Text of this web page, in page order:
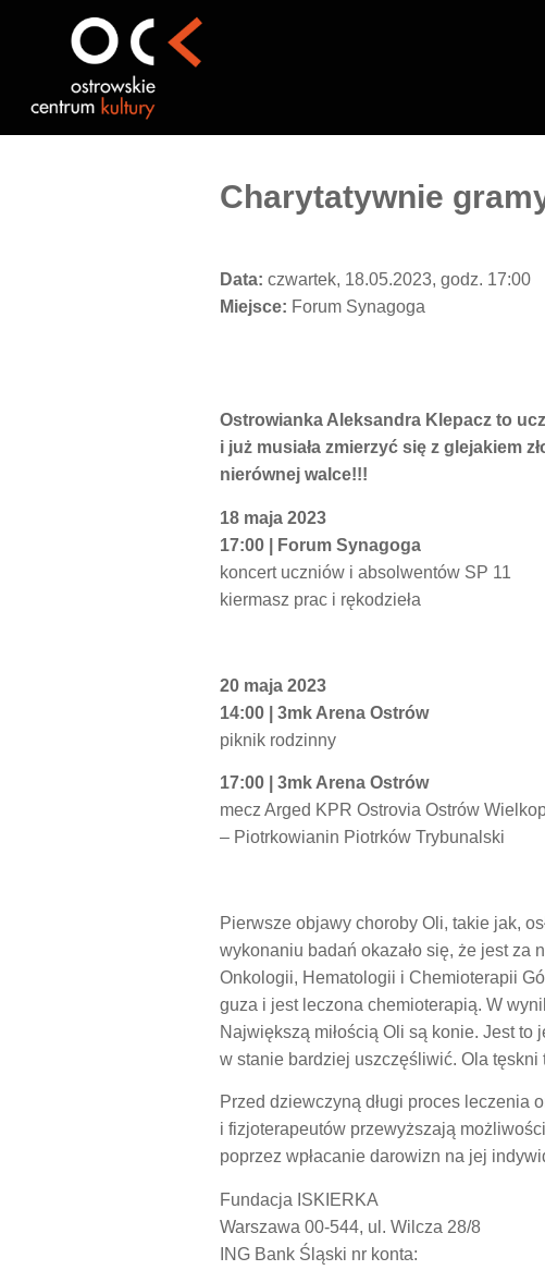
Charytatywnie
Data: czwartek, 18.05.2023, godz. 17:00
Miejsce: Forum Synagoga
Ostrowianka Aleksandra Klepacz to
i już musiała zmierzyć się z glejakiem
nierównej walce!!!
18 maja 2023
17:00 | Forum Synagoga
koncert uczniów i absolwentów SP 11
kiermasz prac i rękodzieła
20 maja 2023
14:00 | 3mk Arena Ostrów
piknik rodzinny
17:00 | 3mk Arena Ostrów
mecz Arged KPR Ostrovia Ostrów
– Piotrkowianin Piotrków Trybunalski
Pierwsze objawy choroby Oli, takie jak,
wykonaniu badań okazało się, że jest za
Onkologii, Hematologii i Chemioterapii
guza i jest leczona chemioterapią. W
Największą miłością Oli są konie. Jest
w stanie bardziej uszczęśliwić. Ola tęskni
Przed dziewczyną długi proces leczenia
i fizjoterapeutów przewyższają
poprzez wpłacanie darowizn na jej
Fundacja ISKIERKA
Warszawa 00-544, ul. Wilcza 28/8
ING Bank Śląski nr konta: